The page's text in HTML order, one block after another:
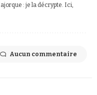
: je la décrypte. Ici,
Aucun commentaire